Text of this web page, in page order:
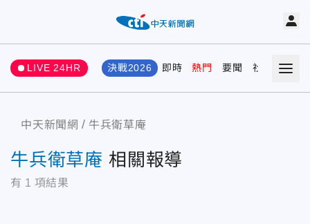
LIVE 24HR 決戰2026 即時 熱門 要聞 社會 娛樂
中天新聞網 牛兵衛草庵
牛兵衛草庵 相關報導
有 1 項結果